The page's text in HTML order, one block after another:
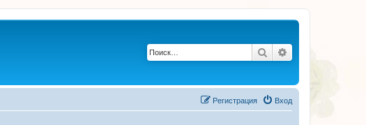
Поиск
Вход
Регистрация